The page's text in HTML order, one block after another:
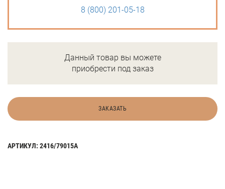
8 (800) 201-05-18
Данный товар вы можете
приобрести под заказ
ЗАКАЗАТЬ
АРТИКУЛ: 2416/79015А